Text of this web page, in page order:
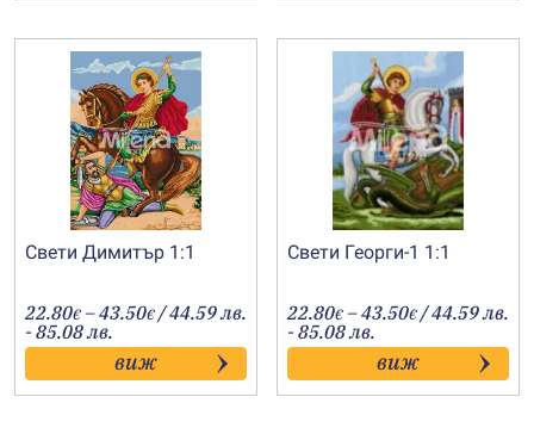
Свети Димитър 1:1
22.80€ –43.50€Price
range:
22.80€
through
43.50€
/ 44.59 лв.
- 85.08 лв.
виж
Свети Георги-1 1:1
22.80€ –43.50€Price
range:
22.80€
through
43.50€
/ 44.59 лв.
- 85.08 лв.
виж